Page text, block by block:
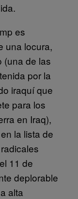
es
una locura,
(una de las
por la
iraquí que
para los
en Iraq),
la lista de
11 de
deplorable
alta